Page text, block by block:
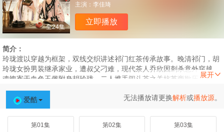
全24集
主演： 李佳琦
立即播放
简介：
玲珑渡以穿越为框架，双线交织讲述祁门红茶传承故事。晚清祁门，胡
玲珑女扮男装继承家业，遭叔父刁难，现代茶人乔欣因刺杀意外穿越，
魂魄寄于血色玉佩附身胡玲珑。二人携手闯斗茶之关抗英商欺压改良红
爱酷
无法播放请更换解析或播放源。
第01集 第02集 第03集